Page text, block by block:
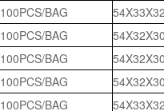
100PCS/BAG
100PCS/BAG
100PCS/BAG
100PCS/BAG
100PCS/BAG